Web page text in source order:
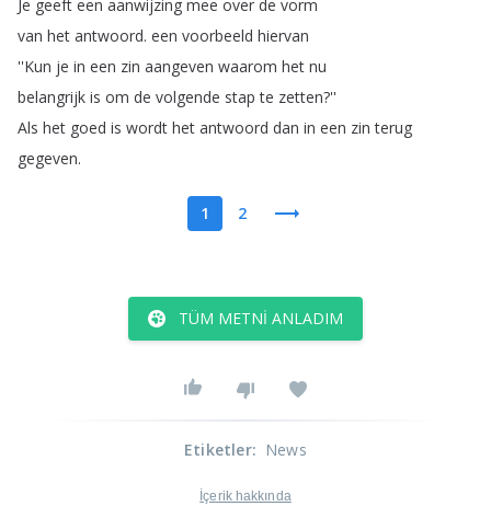
Je geeft een aanwijzing mee over de vorm
van het antwoord. een voorbeeld hiervan
''Kun je in een zin aangeven waarom het nu
belangrijk is om de volgende stap te zetten?''
Als het goed is wordt het antwoord dan in een zin terug
gegeven.
1 2
TÜM METNI ANLADIM
Etiketler: News
İçerik hakkında